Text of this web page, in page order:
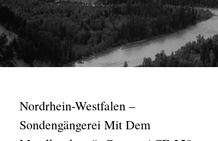
Nordrhein-Westfalen –
Sondengängerei Mit Dem